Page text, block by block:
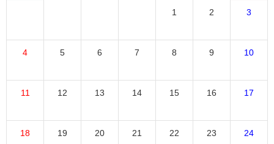
1 2 3
4 5 6 7 8 9 10
11 12 13 14 15 16 17
18 19 20 21 22 23 24